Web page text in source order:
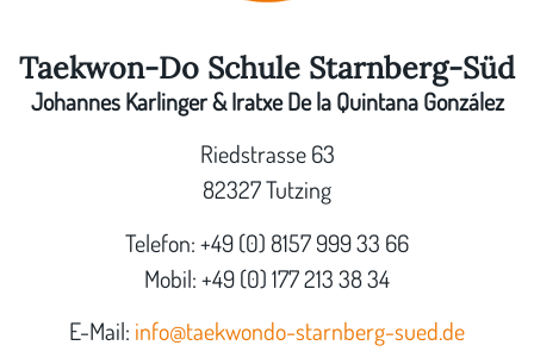
Taekwon-Do Schule Starnberg-Süd
Johannes Karlinger & Iratxe De la Quintana González
Riedstrasse 63
82327 Tutzing
Telefon: +49 (0) 8157 999 33 66
Mobil: +49 (0) 177 213 38 34
E-Mail: info@taekwondo-starnberg-sued.de